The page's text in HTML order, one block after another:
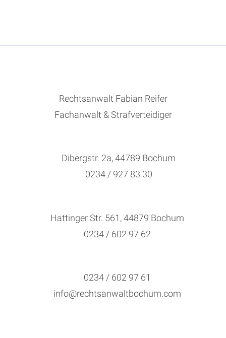
Rechtsanwalt Fabian Reifer
Fachanwalt & Strafverteidiger
Dibergstr. 2a, 44789 Bochum
0234 / 927 83 30
Hattinger Str. 561, 44879 Bochum
0234 / 602 97 62
0234 / 602 97 61
info@rechtsanwaltbochum.com